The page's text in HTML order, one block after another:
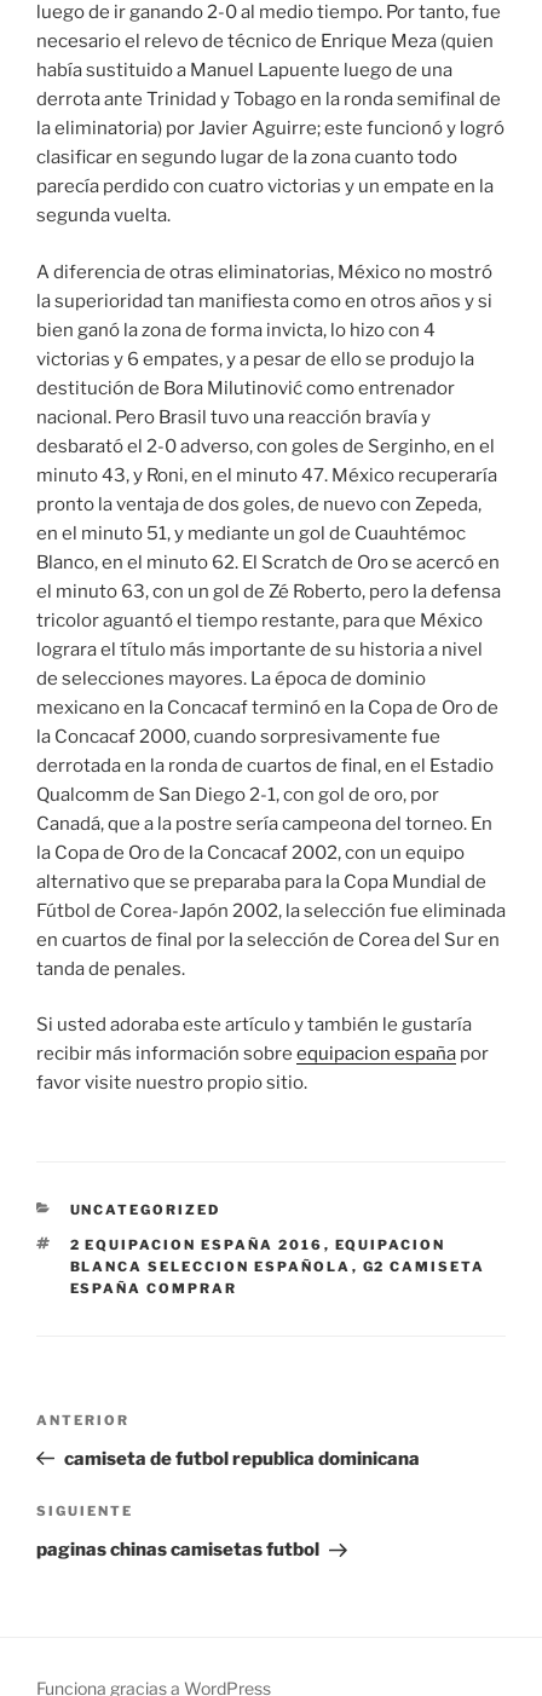
luego de ir ganando 2-0 al medio tiempo. Por tanto, fue
necesario el relevo de técnico de Enrique Meza (quien
había sustituido a Manuel Lapuente luego de una
derrota ante Trinidad y Tobago en la ronda semifinal de
la eliminatoria) por Javier Aguirre; este funcionó y logró
clasificar en segundo lugar de la zona cuanto todo
parecía perdido con cuatro victorias y un empate en la
segunda vuelta.
A diferencia de otras eliminatorias, México no mostró
la superioridad tan manifiesta como en otros años y si
bien ganó la zona de forma invicta, lo hizo con 4
victorias y 6 empates, y a pesar de ello se produjo la
destitución de Bora Milutinović como entrenador
nacional. Pero Brasil tuvo una reacción bravía y
desbarató el 2-0 adverso, con goles de Serginho, en el
minuto 43, y Roni, en el minuto 47. México recuperaría
pronto la ventaja de dos goles, de nuevo con Zepeda,
en el minuto 51, y mediante un gol de Cuauhtémoc
Blanco, en el minuto 62. El Scratch de Oro se acercó en
el minuto 63, con un gol de Zé Roberto, pero la defensa
tricolor aguantó el tiempo restante, para que México
lograra el título más importante de su historia a nivel
de selecciones mayores. La época de dominio
mexicano en la Concacaf terminó en la Copa de Oro de
la Concacaf 2000, cuando sorpresivamente fue
derrotada en la ronda de cuartos de final, en el Estadio
Qualcomm de San Diego 2-1, con gol de oro, por
Canadá, que a la postre sería campeona del torneo. En
la Copa de Oro de la Concacaf 2002, con un equipo
alternativo que se preparaba para la Copa Mundial de
Fútbol de Corea-Japón 2002, la selección fue eliminada
en cuartos de final por la selección de Corea del Sur en
tanda de penales.
Si usted adoraba este artículo y también le gustaría
recibir más información sobre equipacion españa por
favor visite nuestro propio sitio.
CATEGORÍAS
UNCATEGORIZED
ETIQUETAS
2 EQUIPACION ESPAÑA 2016 , EQUIPACION
BLANCA SELECCION ESPAÑOLA , G2 CAMISETA
ESPAÑA COMPRAR
entradas
Entrada
anterior:
ANTERIOR
camiseta de futbol republica dominicana
Siguiente
entrada
SIGUIENTE
paginas chinas camisetas futbol
Funciona gracias a WordPress